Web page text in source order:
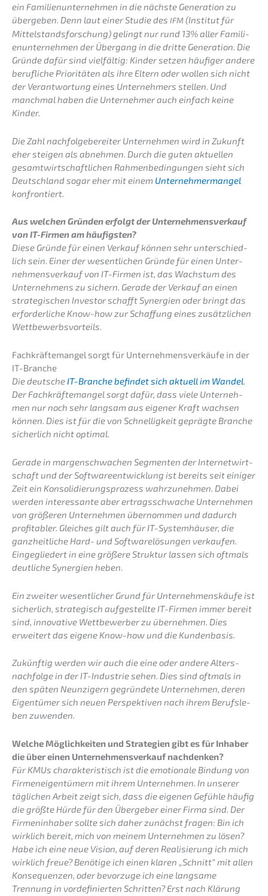
ein Famili­en­un­ter­neh­men in die nächs­te Genera­ti­on zu
überge­ben. Denn laut einer Studie des IFM (Insti­tut für
Mittel­stands­for­schung) gelingt nur rund 13% aller Famili­
en­un­ter­neh­men der Übergang in die dritte Genera­ti­on. Die
Gründe dafür sind vielfäl­tig: Kinder setzen häufi­ger andere
beruf­li­che Priori­tä­ten als ihre Eltern oder wollen sich nicht
der Verant­wor­tung eines Unter­neh­mers stellen. Und
manch­mal haben die Unter­neh­mer auch einfach keine
Kinder.
Die Zahl nachfol­ge­be­rei­ter Unter­neh­men wird in Zukunft
eher steigen als abneh­men. Durch die guten aktuel­len
gesamt­wirt­schaft­li­chen Rahmen­be­din­gun­gen sieht sich
Deutsch­land sogar eher mit einem Unter­neh­mer­man­gel
konfrontiert.
Aus welchen Gründen erfolgt der Unter­nehmens­verkauf
von IT-Firmen am häufigsten?
Diese Gründe für einen Verkauf können sehr unter­schied­
lich sein. Einer der wesent­li­chen Gründe für einen Unter­
nehmens­verkauf von IT-Firmen ist, das Wachs­tum des
Unter­neh­mens zu sichern. Gerade der Verkauf an einen
strate­gi­schen Inves­tor schafft Syner­gien oder bringt das
erfor­der­li­che Know-how zur Schaf­fung eines zusätz­li­chen
Wettbewerbsvorteils.
Fachkräf­te­man­gel sorgt für Unter­neh­mens­ver­käu­fe in der
IT-Branche
Die deutscheIT-Branche befin­det sich aktuell im Wandel.
Der Fachkräf­te­man­gel sorgt dafür, dass viele Unter­neh­
men nur noch sehr langsam aus eigener Kraft wachsen
können. Dies ist für die von Schnel­lig­keit gepräg­te Branche
sicher­lich nicht optimal.
Gerade in margen­schwa­chen Segmen­ten der Inter­net­wirt­
schaft und der Software­ent­wick­lung ist bereits seit einiger
Zeit ein Konso­li­die­rungs­pro­zess wahrzu­neh­men. Dabei
werden inter­es­san­te aber ertrags­schwa­che Unter­neh­men
von größe­ren Unter­neh­men übernom­men und dadurch
profi­ta­bler. Gleiches gilt auch für IT-System­häu­ser, die
ganzheit­li­che Hard- und Software­lö­sun­gen verkau­fen.
Einge­glie­dert in eine größe­re Struk­tur lassen sich oftmals
deutli­che Syner­gien heben.
Ein zweiter wesent­li­cher Grund für Unter­neh­mens­käu­fe ist
sicher­lich, strate­gisch aufge­stell­te IT-Firmen immer bereit
sind, innova­ti­ve Wettbe­wer­ber zu überneh­men. Dies
erwei­tert das eigene Know-how und die Kundenbasis.
Zukünf­tig werden wir auch die eine oder andere Alters­
nach­fol­ge in der IT-Indus­trie sehen. Dies sind oftmals in
den späten Neunzi­gern gegrün­de­te Unter­neh­men, deren
Eigen­tü­mer sich neuen Perspek­ti­ven nach ihrem Berufs­le­
ben zuwenden.
Welche Möglich­kei­ten und Strate­gien gibt es für Inhaber
die über einen Unter­nehmens­verkauf nachdenken?
Für KMUs charak­te­ris­tisch ist die emotio­na­le Bindung von
Firmen­ei­gen­tü­mern mit ihrem Unter­neh­men. In unserer
tägli­chen Arbeit zeigt sich, dass die eigenen Gefüh­le häufig
die größte Hürde für den Überge­ber einer Firma sind. Der
Firmen­in­ha­ber sollte sich daher zunächst fragen: Bin ich
wirklich bereit, mich von meinem Unter­neh­men zu lösen?
Habe ich eine neue Vision, auf deren Reali­sie­rung ich mich
wirklich freue? Benöti­ge ich einen klaren „Schnitt“ mit allen
Konse­quen­zen, oder bevor­zu­ge ich eine langsa­me
Trennung in vorde­fi­nier­ten Schrit­ten? Erst nach Klärung